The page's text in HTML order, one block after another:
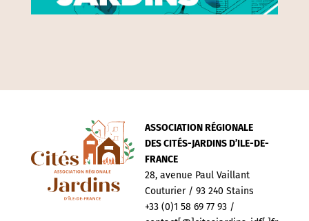
ASSOCIATION RÉGIONALE
DES CITÉS-JARDINS D’ILE-DE-
FRANCE
28, avenue Paul Vaillant
Couturier / 93 240 Stains
+33 (0)1 58 69 77 93 /